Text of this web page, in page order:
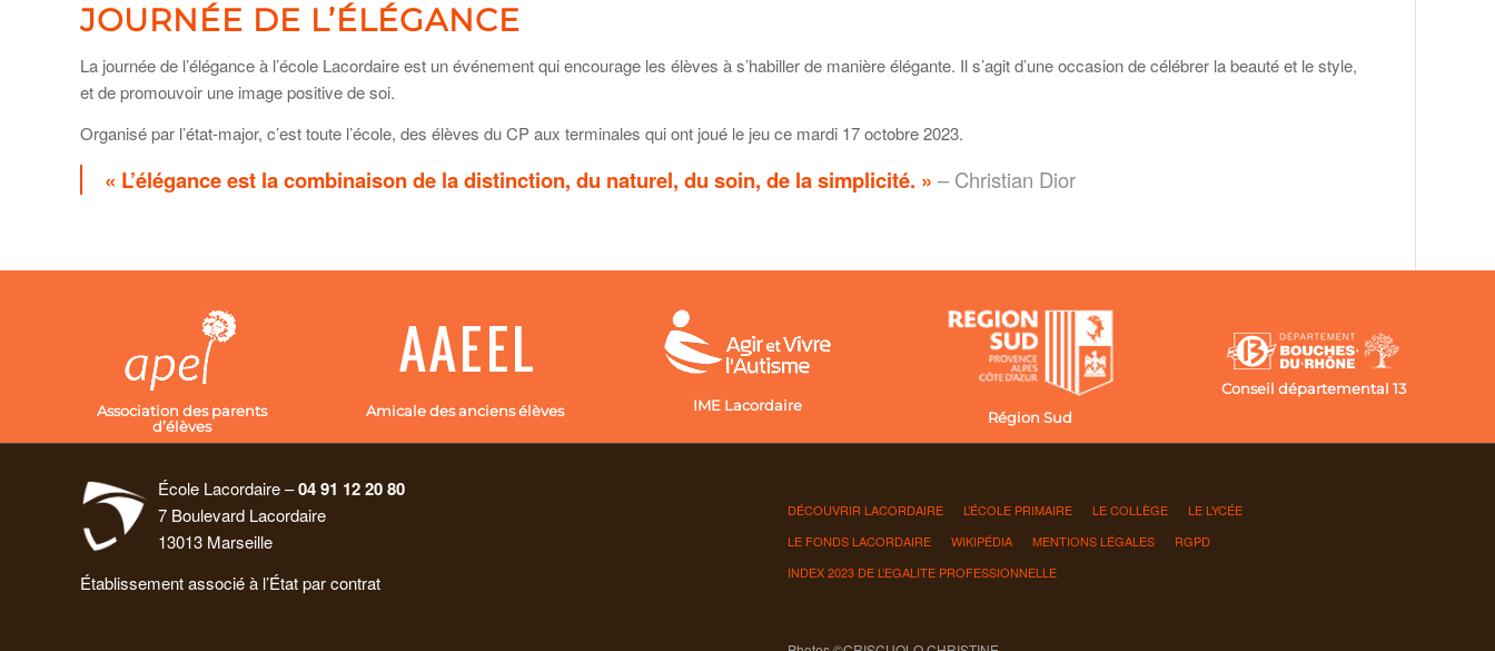
JOURNÉE DE L’ÉLÉGANCE
La journée de l’élégance à l’école Lacordaire est un événement qui encourage les élèves à s’habiller de manière élégante. Il s’agit d’une occasion de célébrer la beauté et le style,
et de promouvoir une image positive de soi.
Organisé par l’état-major, c’est toute l’école, des élèves du CP aux terminales qui ont joué le jeu ce mardi 17 octobre 2023.
« L’élégance est la combinaison de la distinction, du naturel, du soin, de la simplicité. » – Christian Dior
Association des parents
d’élèves
Amicale des anciens élèves IME Lacordaire
Région Sud
Conseil départemental 13
École Lacordaire –04 91 12 20 80
7 Boulevard Lacordaire
13013 Marseille
Établissement associé à l’État par contrat
DÉCOUVRIR LACORDAIRE L’ÉCOLE PRIMAIRE LE COLLÈGE
LE LYCÉE
LE FONDS LACORDAIRE
WIKIPÉDIA MENTIONS LÉGALES
RGPD
INDEX 2023 DE L’EGALITE PROFESSIONNELLE